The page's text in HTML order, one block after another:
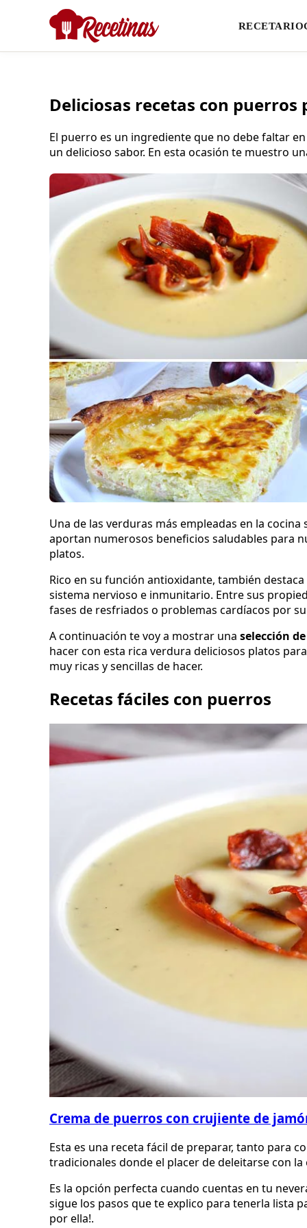
RECETARIO
Deliciosas recetas con
El puerro es un ingrediente que no debe faltar
un delicioso sabor. En esta ocasión te muestro
Una de las verduras más empleadas en la
aportan numerosos beneficios saludables para
platos.
Rico en su función antioxidante, también
sistema nervioso e inmunitario. Entre sus
fases de resfriados o problemas cardíacos por
A continuación te voy a mostrar una selección
hacer con esta rica verdura deliciosos platos
muy ricas y sencillas de hacer.
Recetas fáciles con puerros
Crema de puerros con crujiente de
Esta es una receta fácil de preparar, tanto para
tradicionales donde el placer de deleitarse con
Es la opción perfecta cuando cuentas en tu
sigue los pasos que te explico para tenerla lista
por ella!.